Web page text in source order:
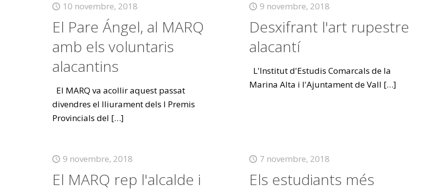
10 novembre, 2018
El Pare Ángel, al MARQ
amb els voluntaris
alacantins
El MARQ va acollir aquest passat
divendres el lliurament dels I Premis
Provincials del […]
9 novembre, 2018
Desxifrant l'art rupestre
alacantí
L'Institut d'Estudis Comarcals de la
Marina Alta i l'Ajuntament de Vall […]
9 novembre, 2018
El MARQ rep l'alcalde i
7 novembre, 2018
Els estudiants més